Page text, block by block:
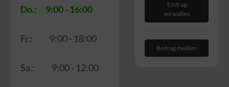
Do.: 9:00 - 16:00
Fr.: 9:00 - 18:00
Sa.: 9:00 - 12:00
Eintrag
verwalten
Beitrag melden